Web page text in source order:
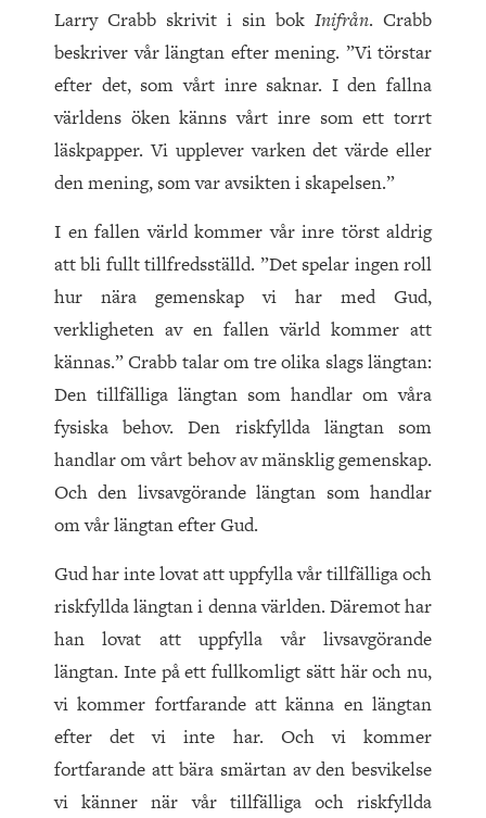
Larry Crabb skrivit i sin bok Inifrån. Crabb
beskriver vår längtan efter mening. ”Vi törstar
efter det, som vårt inre saknar. I den fallna
världens öken känns vårt inre som ett torrt
läskpapper. Vi upplever varken det värde eller
den mening, som var avsikten i skapelsen.”
I en fallen värld kommer vår inre törst aldrig
att bli fullt tillfredsställd. ”Det spelar ingen roll
hur nära gemenskap vi har med Gud,
verkligheten av en fallen värld kommer att
kännas.” Crabb talar om tre olika slags längtan:
Den tillfälliga längtan som handlar om våra
fysiska behov. Den riskfyllda längtan som
handlar om vårt behov av mänsklig gemenskap.
Och den livsavgörande längtan som handlar
om vår längtan efter Gud.
Gud har inte lovat att uppfylla vår tillfälliga och
riskfyllda längtan i denna världen. Däremot har
han lovat att uppfylla vår livsavgörande
längtan. Inte på ett fullkomligt sätt här och nu,
vi kommer fortfarande att känna en längtan
efter det vi inte har. Och vi kommer
fortfarande att bära smärtan av den besvikelse
vi känner när vår tillfälliga och riskfyllda